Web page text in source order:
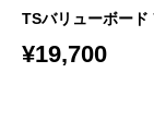
TSバリューボー
¥19,700